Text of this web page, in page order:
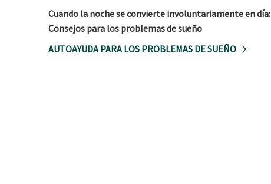
Cuando la noche se convierte involuntariamente en día:
Consejos para los problemas de sueño
AUTOAYUDA PARA LOS PROBLEMAS DE SUEÑO